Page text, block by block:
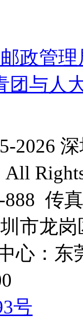
政管
团与人
2026
888 传
市龙
心：
号